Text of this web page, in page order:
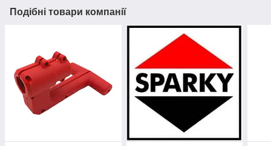
Подібні товари компанії